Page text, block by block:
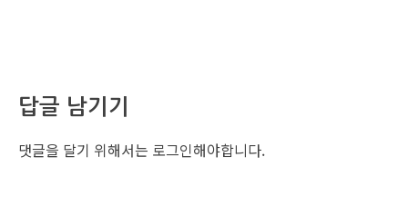
답글 남기기
댓글을 달기 위해서는 로그인해야합니다.